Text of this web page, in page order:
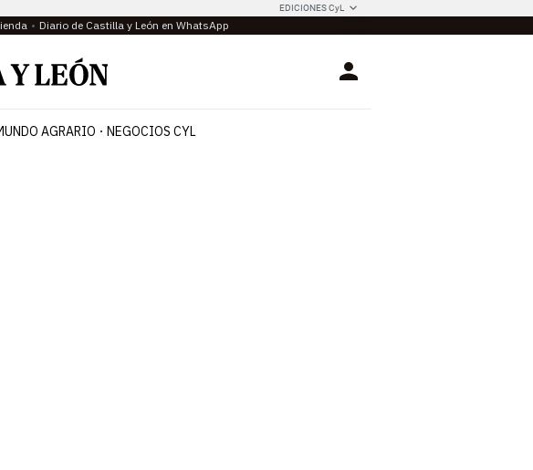
EDICIONES CyL
Diario de Castilla y León en WhatsApp
Login
AGRARIO NEGOCIOS CYL